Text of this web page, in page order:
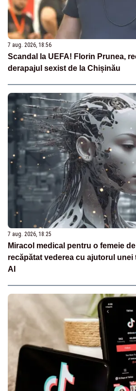
7 aug. 2026, 18:56
Scandal la UEFA! Florin Prunea,
derapajul sexist de la Chișinău
7 aug. 2026, 18:25
Miracol medical pentru o femeie
recăpătat vederea cu ajutorul
AI